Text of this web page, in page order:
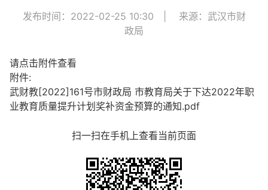
发布时间：2022-02-25 10:30
来源：武汉市财
政局
请点击附件查看
附件:
武财教[2022]161号市财政局 市教育局关于下达2022年职
业教育质量提升计划奖补资金预算的通知.pdf
扫一扫在手机上查看当前页面